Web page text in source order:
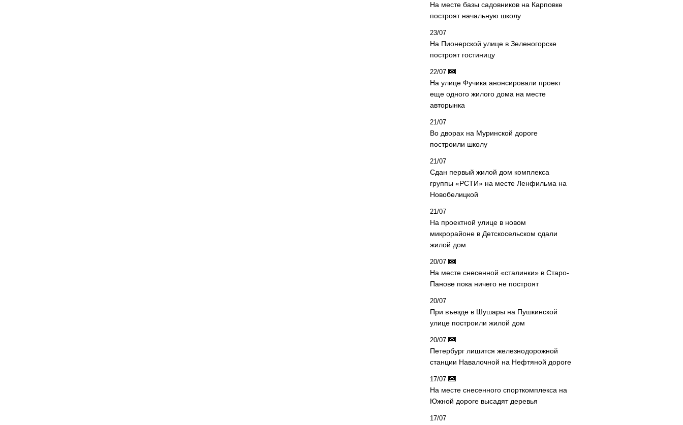
На месте базы садовников на Карповке
построят начальную школу
23/07
На Пионерской улице в Зеленогорске
построят гостиницу
22/07
На улице Фучика анонсировали проект
еще одного жилого дома на месте
авторынка
21/07
Во дворах на Муринской дороге
построили школу
21/07
Сдан первый жилой дом комплекса
группы «РСТИ» на месте Ленфильма на
Новобелицкой
21/07
На проектной улице в новом
микрорайоне в Детскосельском сдали
жилой дом
20/07
На месте снесенной «сталинки» в Старо-
Панове пока ничего не построят
20/07
При въезде в Шушары на Пушкинской
улице построили жилой дом
20/07
Петербург лишится железнодорожной
станции Навалочной на Нефтяной дороге
17/07
На месте снесенного спорткомплекса на
Южной дороге высадят деревья
17/07